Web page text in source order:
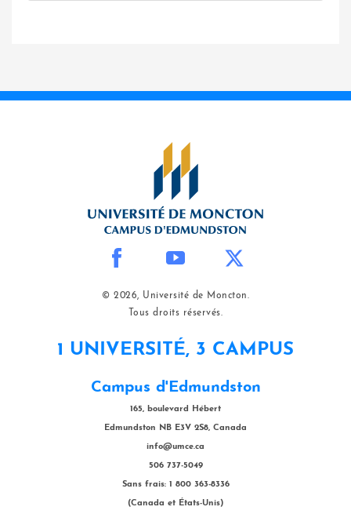
© 2026, Université de Moncton.
Tous droits réservés.
1 UNIVERSITÉ, 3 CAMPUS
Campus d'Edmundston
165, boulevard Hébert
Edmundston NB E3V 2S8, Canada
info@umce.ca
506 737-5049
Sans frais: 1 800 363-8336
(Canada et États-Unis)